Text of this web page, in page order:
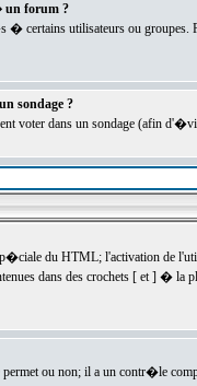
un forum ?
certains utilisateurs ou groupes.
sondage ?
voter dans un sondage (afin
du HTML; l'activation de
dans des crochets [ et ] �
ou non; il a un contr�le